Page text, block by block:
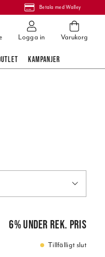
Betala med Walley
Logga in Varukorg
KAMPANJER
6%under rek. pris
Tillfälligt slut